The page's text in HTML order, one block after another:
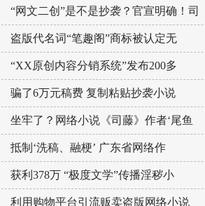
“网文二创”是不是抄袭？官宣明确！司
盗版代名词“笔趣阁”商标被认定无
“XX原创内容分销系统”发布200多
骗了6万元稿费 复制粘贴抄袭小说
坐牢了？网络小说《司藤》作者‘尾鱼
抵制‘洗稿、融梗’ 广东省网络作
获利378万 “极度文学”传播淫秽小
利用购物平台引流贩卖盗版网络小说